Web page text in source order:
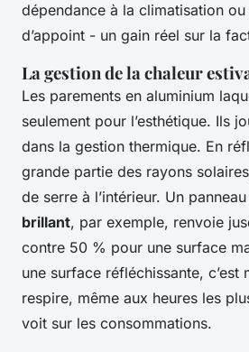
dépendance à la climatisation
d’appoint - un gain réel sur la
La gestion de la chaleur
Les parements en aluminium
seulement pour l’esthétique. Ils
dans la gestion thermique. En
grande partie des rayons
de serre à l’intérieur. Un
brillant, par exemple, renvoie
contre 50 % pour une surface
une surface réfléchissante, c’est
respire, même aux heures les
voit sur les consommations.